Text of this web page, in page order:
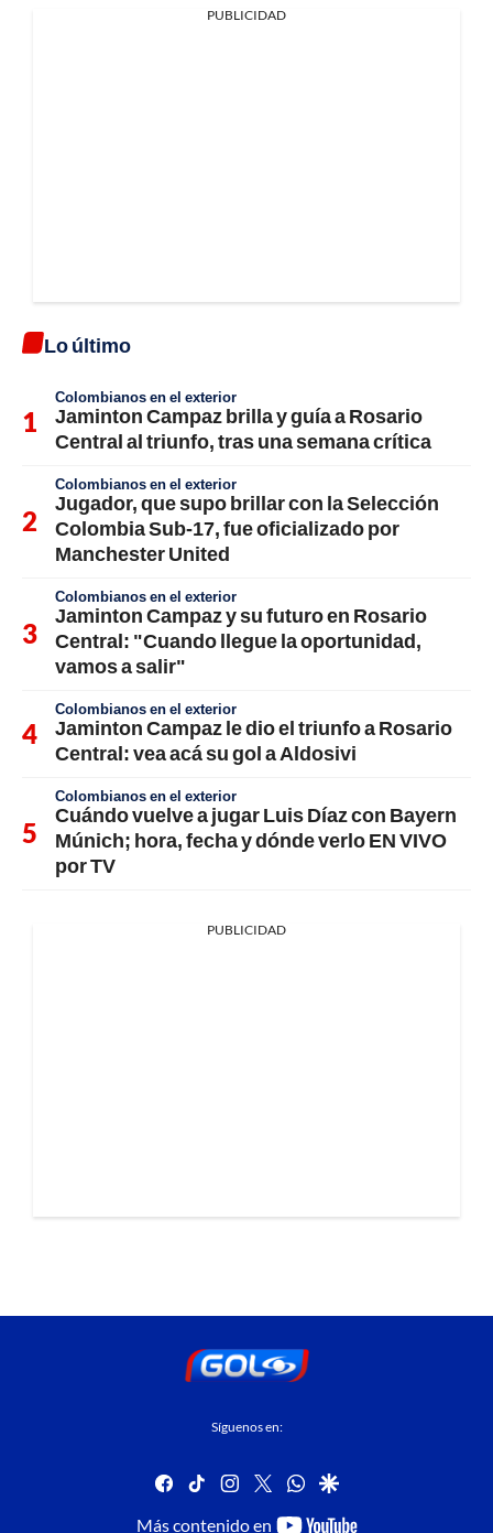
PUBLICIDAD
Lo último
Colombianos en el exterior
Jaminton Campaz brilla y guía a Rosario
Central al triunfo, tras una semana crítica
Colombianos en el exterior
Jugador, que supo brillar con la Selección
Colombia Sub-17, fue oficializado por
Manchester United
Colombianos en el exterior
Jaminton Campaz y su futuro en Rosario
Central: "Cuando llegue la oportunidad,
vamos a salir"
Colombianos en el exterior
Jaminton Campaz le dio el triunfo a Rosario
Central: vea acá su gol a Aldosivi
Colombianos en el exterior
Cuándo vuelve a jugar Luis Díaz con Bayern
Múnich; hora, fecha y dónde verlo EN VIVO
por TV
PUBLICIDAD
Síguenos en:
facebook
tiktok instagram
twitterwhatsapp
google
Más contenido en
youtube-